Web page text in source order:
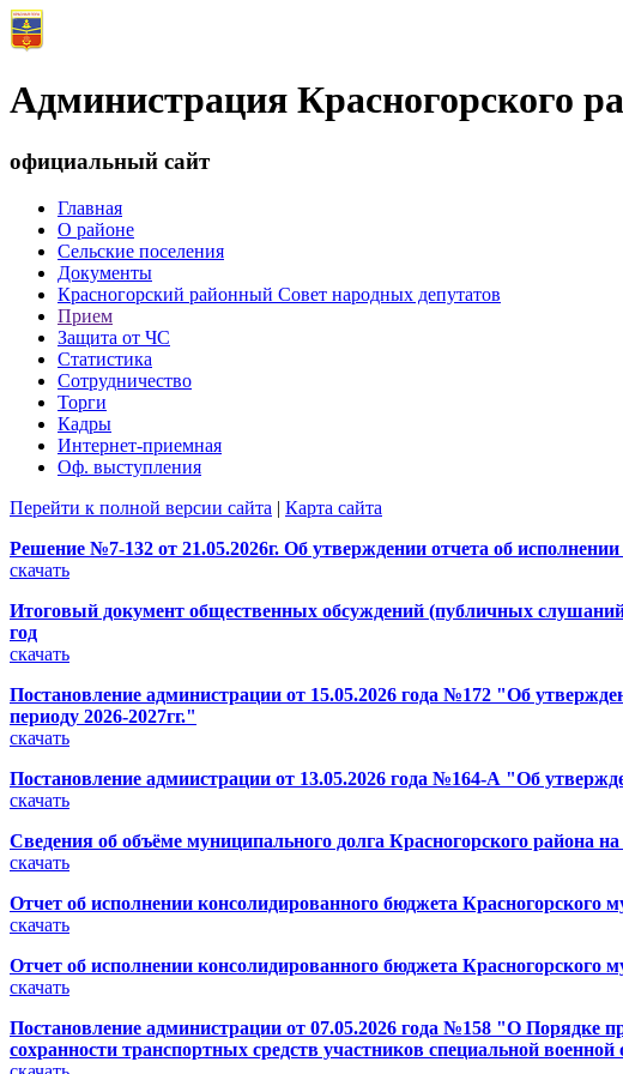
Администрация Красногорского
официальный сайт
Главная
О районе
Сельские поселения
Документы
Красногорский районный Совет народных депутатов
Прием
Защита от ЧС
Статистика
Сотрудничество
Торги
Кадры
Интернет-приемная
Оф. выступления
Перейти к полной версии сайта | Карта сайта
Решение №7-132 от 21.05.2026г. Об утверждении отчета об
скачать
Итоговый документ общественных обсуждений (публичных
год
скачать
Постановление администрации от 15.05.2026 года №172 "Об
периоду 2026-2027гг."
скачать
Постановление адмиистрации от 13.05.2026 года №164-А "Об
скачать
Сведения об объёме муниципального долга Красногорского района
скачать
Отчет об исполнении консолидированного бюджета Красногорского
скачать
Отчет об исполнении консолидированного бюджета Красногорского
скачать
Постановление администрации от 07.05.2026 года №158 "О Порядке
сохранности транспортных средств участников специальной военной